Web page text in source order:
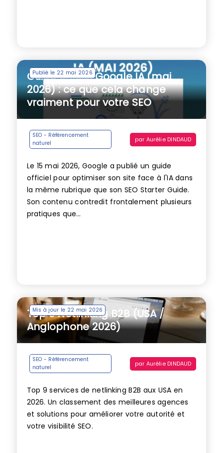
Publié le 22 mai 2026
Guide officiel Google IA (mai
2026) : ce que cela change
vraiment pour votre SEO
SEO - Référencement
naturel
par Aurélie DINDAUD
Le 15 mai 2026, Google a publié un guide
officiel pour optimiser son site face à l'IA dans
la même rubrique que son SEO Starter Guide.
Son contenu contredit frontalement plusieurs
pratiques que...
Mis à jour le 22 mai 2026
Top 9 Netlinking B2B (USA /
Anglophone 2026)
SEO - Référencement
naturel
par Aurélie DINDAUD
Top 9 services de netlinking B2B aux USA en
2026. Un classement des meilleures agences
et solutions pour améliorer votre autorité et
votre visibilité SEO.